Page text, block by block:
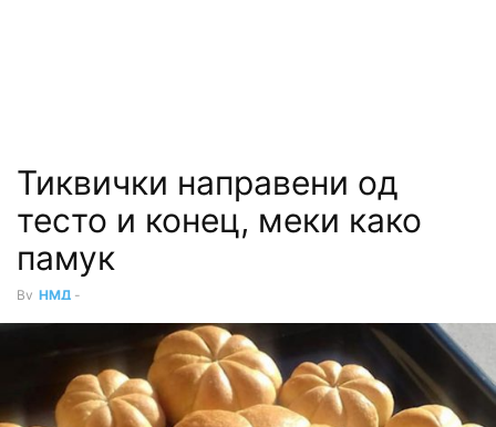
Тиквички направени од
тесто и конец, меки како
памук
By НМД -